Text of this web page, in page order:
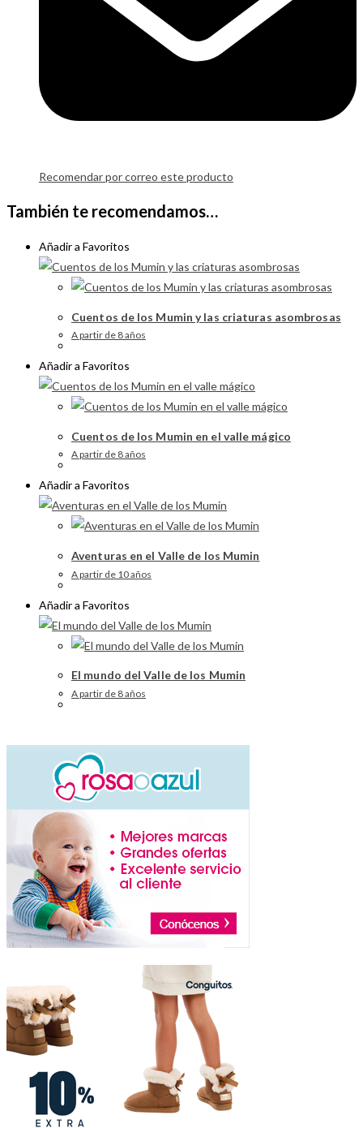
Recomendar por correo este producto
También te recomendamos…
Añadir a Favoritos
Cuentos de los Mumin y las criaturas asombrosas
A partir de 8 años
Añadir a Favoritos
Cuentos de los Mumin en el valle mágico
A partir de 8 años
Añadir a Favoritos
Aventuras en el Valle de los Mumin
A partir de 10 años
Añadir a Favoritos
El mundo del Valle de los Mumin
A partir de 8 años